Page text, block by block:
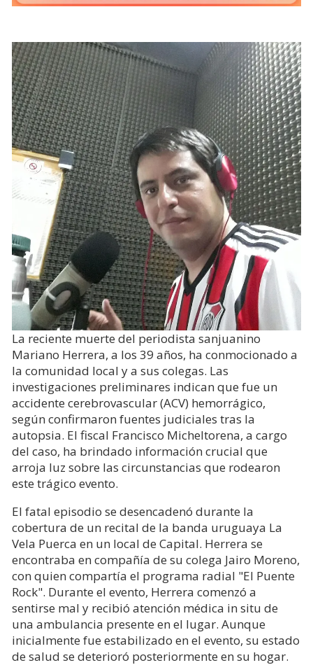
La reciente muerte del periodista sanjuanino
Mariano Herrera, a los 39 años, ha conmocionado a
la comunidad local y a sus colegas. Las
investigaciones preliminares indican que fue un
accidente cerebrovascular (ACV) hemorrágico,
según confirmaron fuentes judiciales tras la
autopsia. El fiscal Francisco Micheltorena, a cargo
del caso, ha brindado información crucial que
arroja luz sobre las circunstancias que rodearon
este trágico evento.
El fatal episodio se desencadenó durante la
cobertura de un recital de la banda uruguaya La
Vela Puerca en un local de Capital. Herrera se
encontraba en compañía de su colega Jairo Moreno,
con quien compartía el programa radial "El Puente
Rock". Durante el evento, Herrera comenzó a
sentirse mal y recibió atención médica in situ de
una ambulancia presente en el lugar. Aunque
inicialmente fue estabilizado en el evento, su estado
de salud se deterioró posteriormente en su hogar.